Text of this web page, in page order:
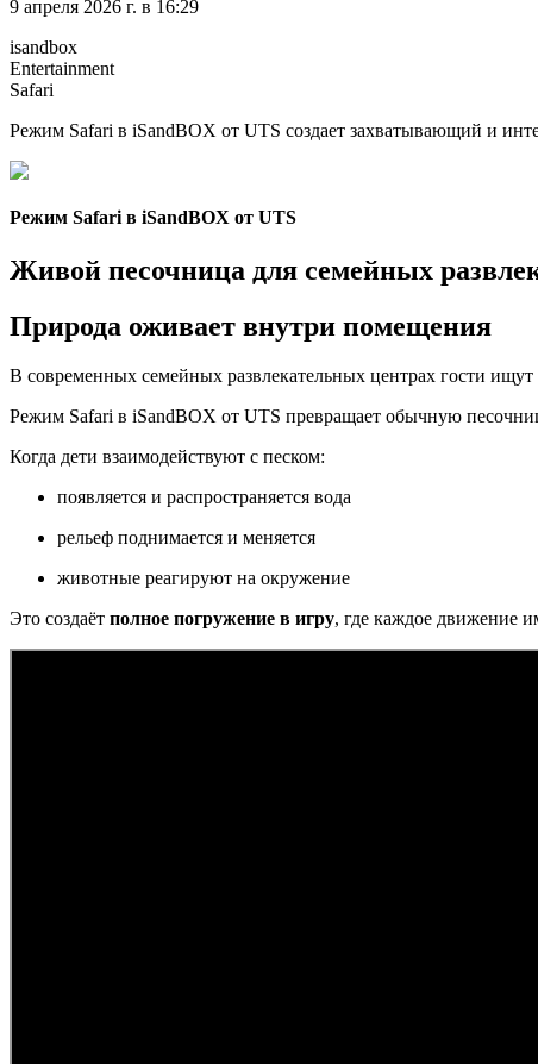
9 апреля 2026 г. в 16:29
isandbox
Entertainment
Safari
Режим Safari в iSandBOX от UTS создает захватывающий и
Режим Safari в iSandBOX от UTS
Живой песочница для семейных
Природа оживает внутри помещения
В современных семейных развлекательных центрах гости ищут
Режим Safari в iSandBOX от UTS превращает обычную
Когда дети взаимодействуют с песком:
появляется и распространяется вода
рельеф поднимается и меняется
животные реагируют на окружение
Это создаёт полное погружение в игру, где каждое движение